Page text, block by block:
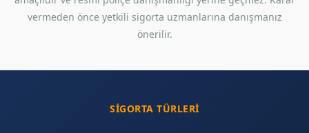
vermeden önce yetkili sigorta uzmanlarına danışmanız
önerilir.
SIGORTA TÜRLERI